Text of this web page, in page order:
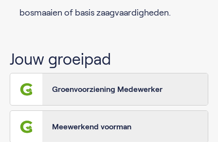
bosmaaien of basis zaagvaardigheden.
Jouw groeipad
Groenvoorziening Medewerker
Meewerkend voorman